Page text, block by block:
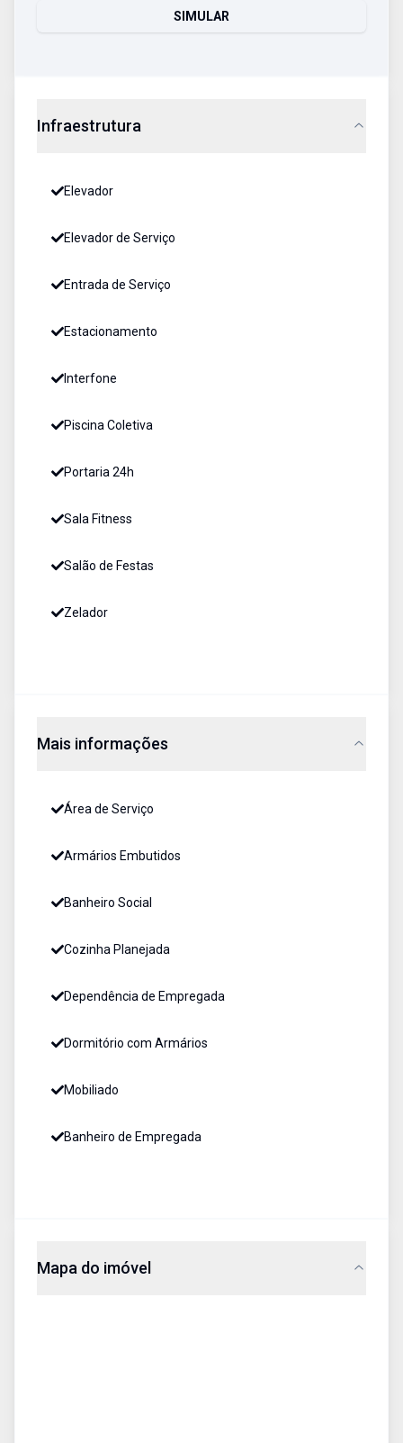
SIMULAR
Infraestrutura
Elevador
Elevador de Serviço
Entrada de Serviço
Estacionamento
Interfone
Piscina Coletiva
Portaria 24h
Sala Fitness
Salão de Festas
Zelador
Mais informações
Área de Serviço
Armários Embutidos
Banheiro Social
Cozinha Planejada
Dependência de Empregada
Dormitório com Armários
Mobiliado
Banheiro de Empregada
Mapa do imóvel